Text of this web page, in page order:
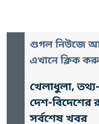
গুগল নিউজে
এখানে ক্লিক
খেলাধুলা,
দেশ-বিদেশের
সর্বশেষ খবর